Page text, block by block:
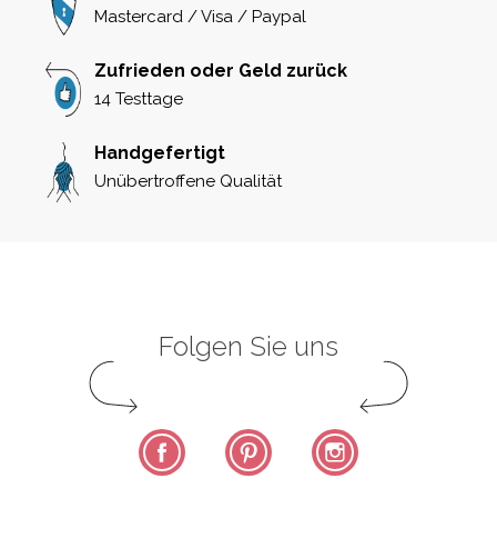
Mastercard / Visa / Paypal
Zufrieden oder Geld zurück
14 Testtage
Handgefertigt
Unübertroffene Qualität
Folgen Sie uns
Facebook Pinterest